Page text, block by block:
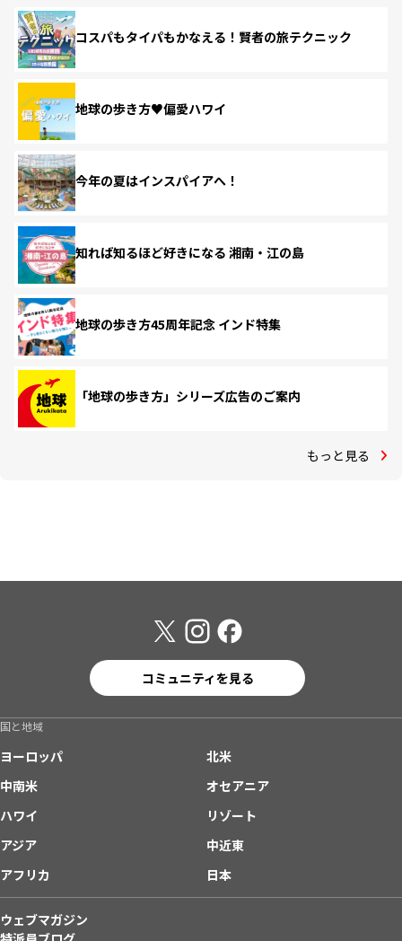
コスパもタイパもかなえる！賢者の旅テクニック
地球の歩き方♥偏愛ハワイ
今年の夏はインスパイアへ！
知れば知るほど好きになる 湘南・江の島
地球の歩き方45周年記念 インド特集
「地球の歩き方」シリーズ広告のご案内
もっと見る
コミュニティを見る
国と地域
ヨーロッパ
北米
中南米
オセアニア
ハワイ
リゾート
アジア
中近東
アフリカ
日本
ウェブマガジン